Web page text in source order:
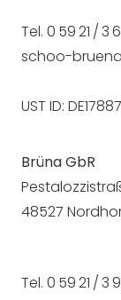
Tel. 0 59 21 / 3
schoo-
UST ID:
Brüna GbR
48527
Tel. 0 59 21 / 3